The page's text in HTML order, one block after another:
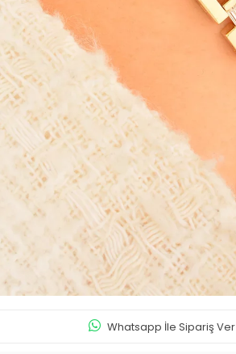
Whatsapp İle Sipariş Ver